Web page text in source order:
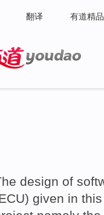
翻译 有道精
design of
) given in this